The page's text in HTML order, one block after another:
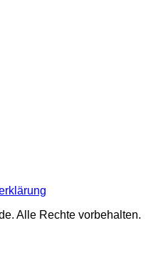
Alle Rechte vorbehalten.